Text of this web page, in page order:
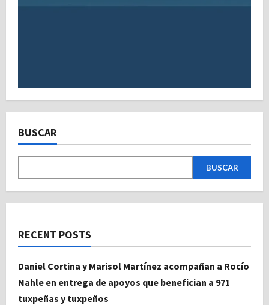
BUSCAR
BUSCAR
RECENT POSTS
Daniel Cortina y Marisol Martínez acompañan a Rocío
Nahle en entrega de apoyos que benefician a 971
tuxpeñas y tuxpeños